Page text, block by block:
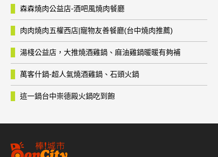
森森燒肉公益店-酒吧風燒肉餐廳
肉肉燒肉五權西店|寵物友善餐廳(台中燒肉推薦)
湯棧公益店，大推燒酒雞鍋、麻油雞鍋暖暖有夠補
萬客什鍋-超人氣燒酒雞鍋、石頭火鍋
這一鍋台中崇德殿火鍋吃到飽